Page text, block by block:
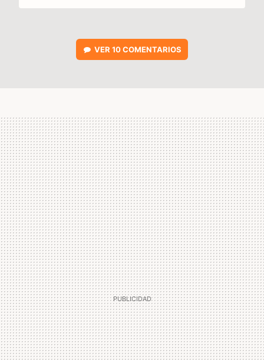
VER 10 COMENTARIOS